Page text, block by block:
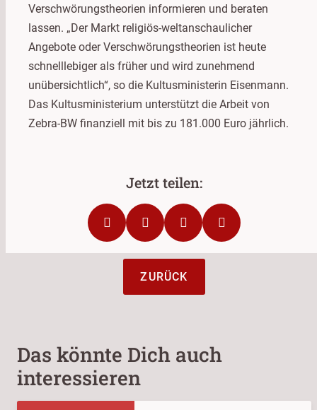
Verschwörungstheorien informieren und beraten
lassen. „Der Markt religiös-weltanschaulicher
Angebote oder Verschwörungstheorien ist heute
schnelllebiger als früher und wird zunehmend
unübersichtlich“, so die Kultusministerin Eisenmann.
Das Kultusministerium unterstützt die Arbeit von
Zebra-BW finanziell mit bis zu 181.000 Euro jährlich.
ZURÜCK
Das könnte Dich auch
interessieren